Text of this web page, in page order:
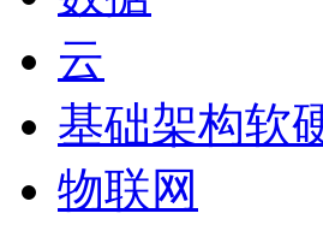
云
基础架构软
物联网